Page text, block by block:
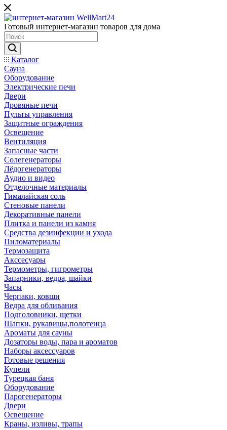
Готовый интернет-магазин товаров для дома
Каталог
Сауна
Оборудование
Электрические печи
Двери
Дровяные печи
Пульты управления
Защитные ограждения
Освещение
Вентиляция
Запасные части
Солегенераторы
Лёдогенераторы
Аудио и видео
Отделочные материалы
Гималайская соль
Стеновые панели
Декоративные панели
Плитка и панели из камня
Средства дезинфекции и ухода
Пиломатериалы
Термозащита
Аксcесуары
Термометры, гигрометры
Запарники, ведра, шайки
Часы
Черпаки, ковши
Ведра для обливания
Подголовники, щетки
Шапки, рукавицы,полотенца
Ароматы для сауны
Дозаторы воды, пара и ароматов
Наборы аксессуаров
Готовые решения
Купели
Турецкая баня
Оборудование
Парогенераторы
Двери
Освещение
Краны, изливы, трапы